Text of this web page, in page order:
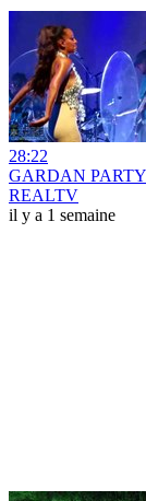
28:22
GARDAN
REALTV
il y a 1 semaine